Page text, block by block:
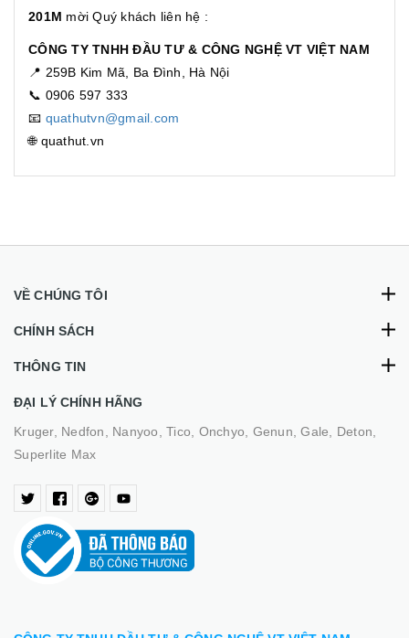
201M mời Quý khách liên hệ :
CÔNG TY TNHH ĐẦU TƯ & CÔNG NGHỆ VT VIỆT NAM
📍 259B Kim Mã, Ba Đình, Hà Nội
📞 0906 597 333
📧 quathutvn@gmail.com
🌐 quathut.vn
VỀ CHÚNG TÔI
CHÍNH SÁCH
THÔNG TIN
ĐẠI LÝ CHÍNH HÃNG
Kruger, Nedfon, Nanyoo, Tico, Onchyo, Genun, Gale, Deton,
Superlite Max